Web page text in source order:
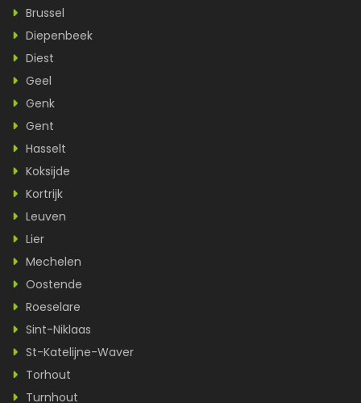
Brussel
Diepenbeek
Diest
Geel
Genk
Gent
Hasselt
Koksijde
Kortrijk
Leuven
Lier
Mechelen
Oostende
Roeselare
Sint-Niklaas
St-Katelijne-Waver
Torhout
Turnhout